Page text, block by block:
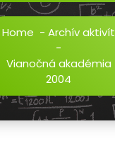
Home - Archív aktivít
-
Vianočná akadémia
2004